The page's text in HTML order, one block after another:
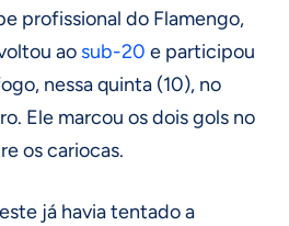
profissional do Flamengo,
ao sub-20 e participou
nessa quinta (10), no
Ele marcou os dois gols no
os cariocas.
já havia tentado a